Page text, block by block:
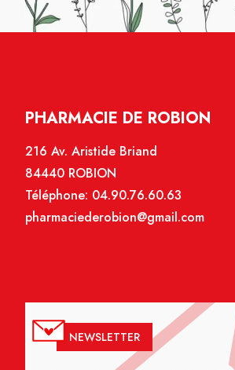
PHARMACIE DE ROBION
216 Av. Aristide Briand
84440 ROBION
Téléphone: 04.90.76.60.63
pharmaciederobion@gmail.com
NEWSLETTER